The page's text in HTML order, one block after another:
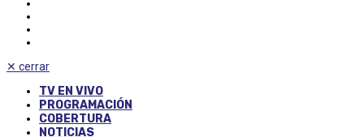
✕ cerrar
TV EN VIVO
PROGRAMACIÓN
COBERTURA
NOTICIAS